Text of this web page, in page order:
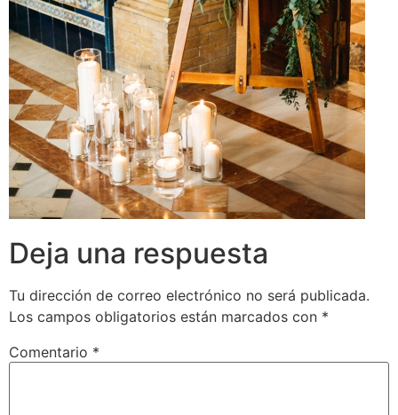
Deja una respuesta
Tu dirección de correo electrónico no será publicada.
Los campos obligatorios están marcados con *
Comentario *